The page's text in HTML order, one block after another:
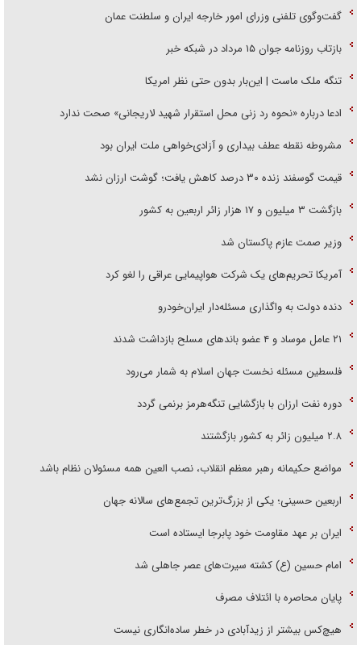
گفت‌وگوی تلفنی وزرای امور خارجه ایران و سلطنت عمان
بازتاب روزنامه جوان ۱۵ مرداد در شبکه خبر
تنگه ملک ماست | این‌بار بدون حتی نظر امریکا
ادعا درباره «نحوه رد زنی محل استقرار شهید لاریجانی» صحت ندارد
مشروطه نقطه عطف بیداری و آزادی‌خواهی ملت ایران بود
قیمت گوسفند زنده ۳۰ درصد کاهش یافت؛ گوشت ارزان نشد
بازگشت ۳ میلیون و ۱۷ هزار زائر اربعین به کشور
وزیر صمت عازم پاکستان شد
آمریکا تحریم‌های یک شرکت هواپیمایی عراقی را لغو کرد
دنده دولت به واگذاری مسئله‌دار ایران‌خودرو
۲۱ عامل موساد و ۴ عضو باند‌های مسلح بازداشت شدند
فلسطین مسئله نخست جهان اسلام به شمار می‌رود
دوره نفت ارزان با بازگشایی تنگه‌هرمز برنمی گردد
۲.۸ میلیون زائر به کشور بازگشتند
مواضع حکیمانه رهبر معظم انقلاب، نصب العین همه مسئولان نظام باشد
اربعین حسینی؛ یکی از بزرگ‌ترین تجمع‌های سالانه جهان
ایران بر عهد مقاومت خود پابرجا ایستاده است
امام حسین (ع) کشته سیرت‌های عصر جاهلی شد
پایان محاصره با ائتلاف مصرف
هیچ‌کس بیشتر از زیدآبادی در خطر ساده‌انگاری نیست